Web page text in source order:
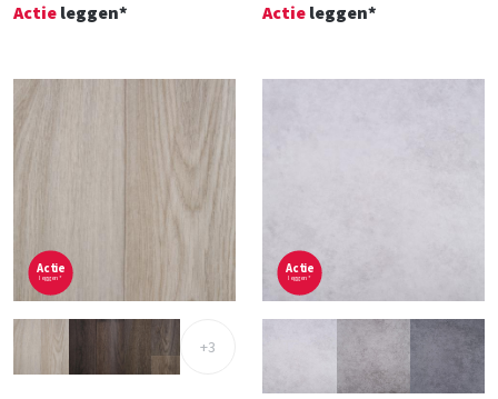
Actie leggen* Actie leggen*
Actie
leggen*
+3
Actie
leggen*